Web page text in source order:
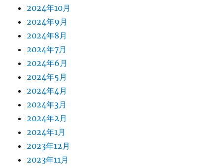
2024年10月
2024年9月
2024年8月
2024年7月
2024年6月
2024年5月
2024年4月
2024年3月
2024年2月
2024年1月
2023年12月
2023年11月